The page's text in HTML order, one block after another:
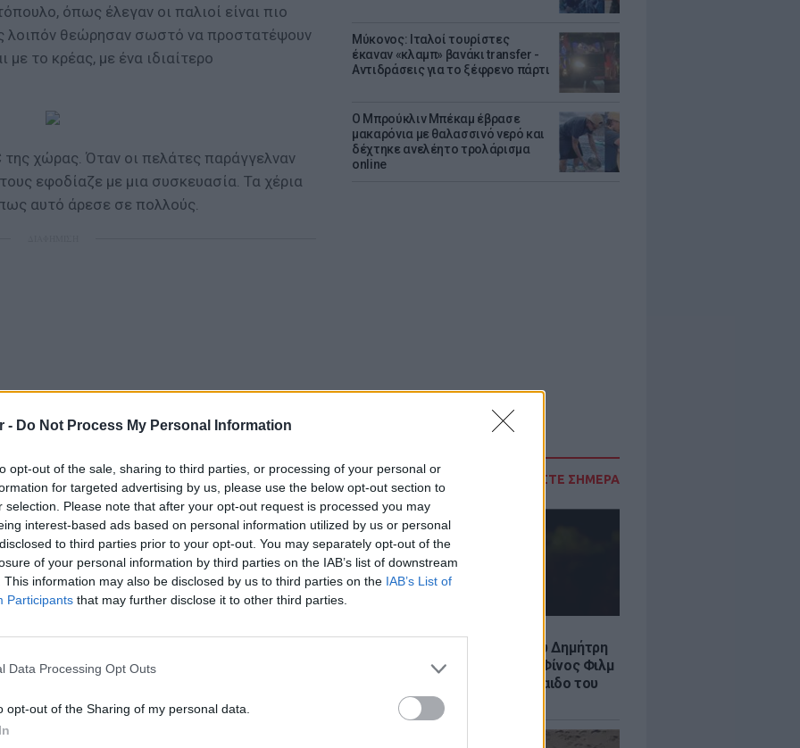
- Do Not Process My Personal Information
opt-out of the sale, sharing to third parties, or processing of your personal or
for targeted advertising by us, please use the below opt-out section to
selection. Please note that after your opt-out request is processed you may
interest-based ads based on personal information utilized by us or personal
to third parties prior to your opt-out. You may separately opt-out of the
of your personal information by third parties on the IAB’s list of downstream
This information may also be disclosed by us to third parties on the IAB’s List of
Participants that may further disclose it to other third parties.
Data Processing Opt Outs
opt-out of the Sharing of my personal data.
Μύκονος: Ιταλοί τουρίστες
έκαναν «κλαμπ» βανάκι transfer -
Αντιδράσεις για το ξέφρενο πάρτι
Ο Μπρούκλιν Μπέκαμ έβρασε
μακαρόνια με θαλασσινό νερό και
δέχτηκε ανελέητο τρολάρισμα
online
ΔΙΑΒΑΣΤΕ ΣΗΜΕΡΑ
22 χρόνια από τον θάνατο του Δημήτρη
Παπαμιχαήλ: Η ανάρτηση της Φίνος Φιλμ
για το «γοητευτικό λεβεντόπαιδο του
ελληνικού σινεμά»
όπως έλεγαν οι παλιοί είναι πιο
λοιπόν θεώρησαν σωστό να προστατέψουν
το κρέας, με ένα ιδιαίτερο
χώρας. Όταν οι πελάτες παράγγελναν
εφοδίαζε με μια συσκευασία. Τα χέρια
αυτό άρεσε σε πολλούς.
ιδέα βασίστηκε στην απλή απαίτηση των
όντως «ο καλύτερος τρόπος να φας
προϊόν ήδη κυκλοφορεί σε 200
της χώρας. Φυσικά, δεν